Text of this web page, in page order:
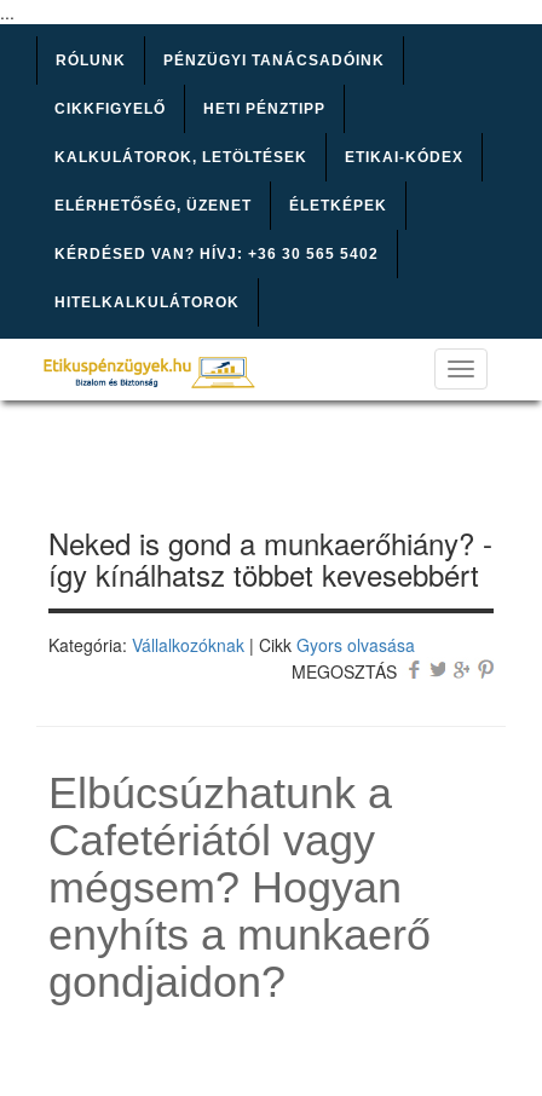
...
RÓLUNK PÉNZÜGYI TANÁCSADÓINK
CIKKFIGYELŐ HETI PÉNZTIPP
KALKULÁTOROK, LETÖLTÉSEK ETIKAI-KÓDEX
ELÉRHETŐSÉG, ÜZENET ÉLETKÉPEK
KÉRDÉSED VAN? HÍVJ: +36 30 565 5402
HITELKALKULÁTOROK
Toggle
navigation
Neked is gond a munkaerőhiány? -
így kínálhatsz többet kevesebbért
Kategória: Vállalkozóknak | Cikk Gyors olvasása
MEGOSZTÁS
Elbúcsúzhatunk a
Cafetériától vagy
mégsem? Hogyan
enyhíts a munkaerő
gondjaidon?